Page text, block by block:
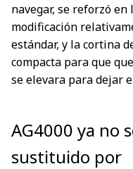
navegar, se reforzó en
modificación
estándar, y la cortina
compacta para que
se elevara para dejar
AG4000 ya no
sustituido por